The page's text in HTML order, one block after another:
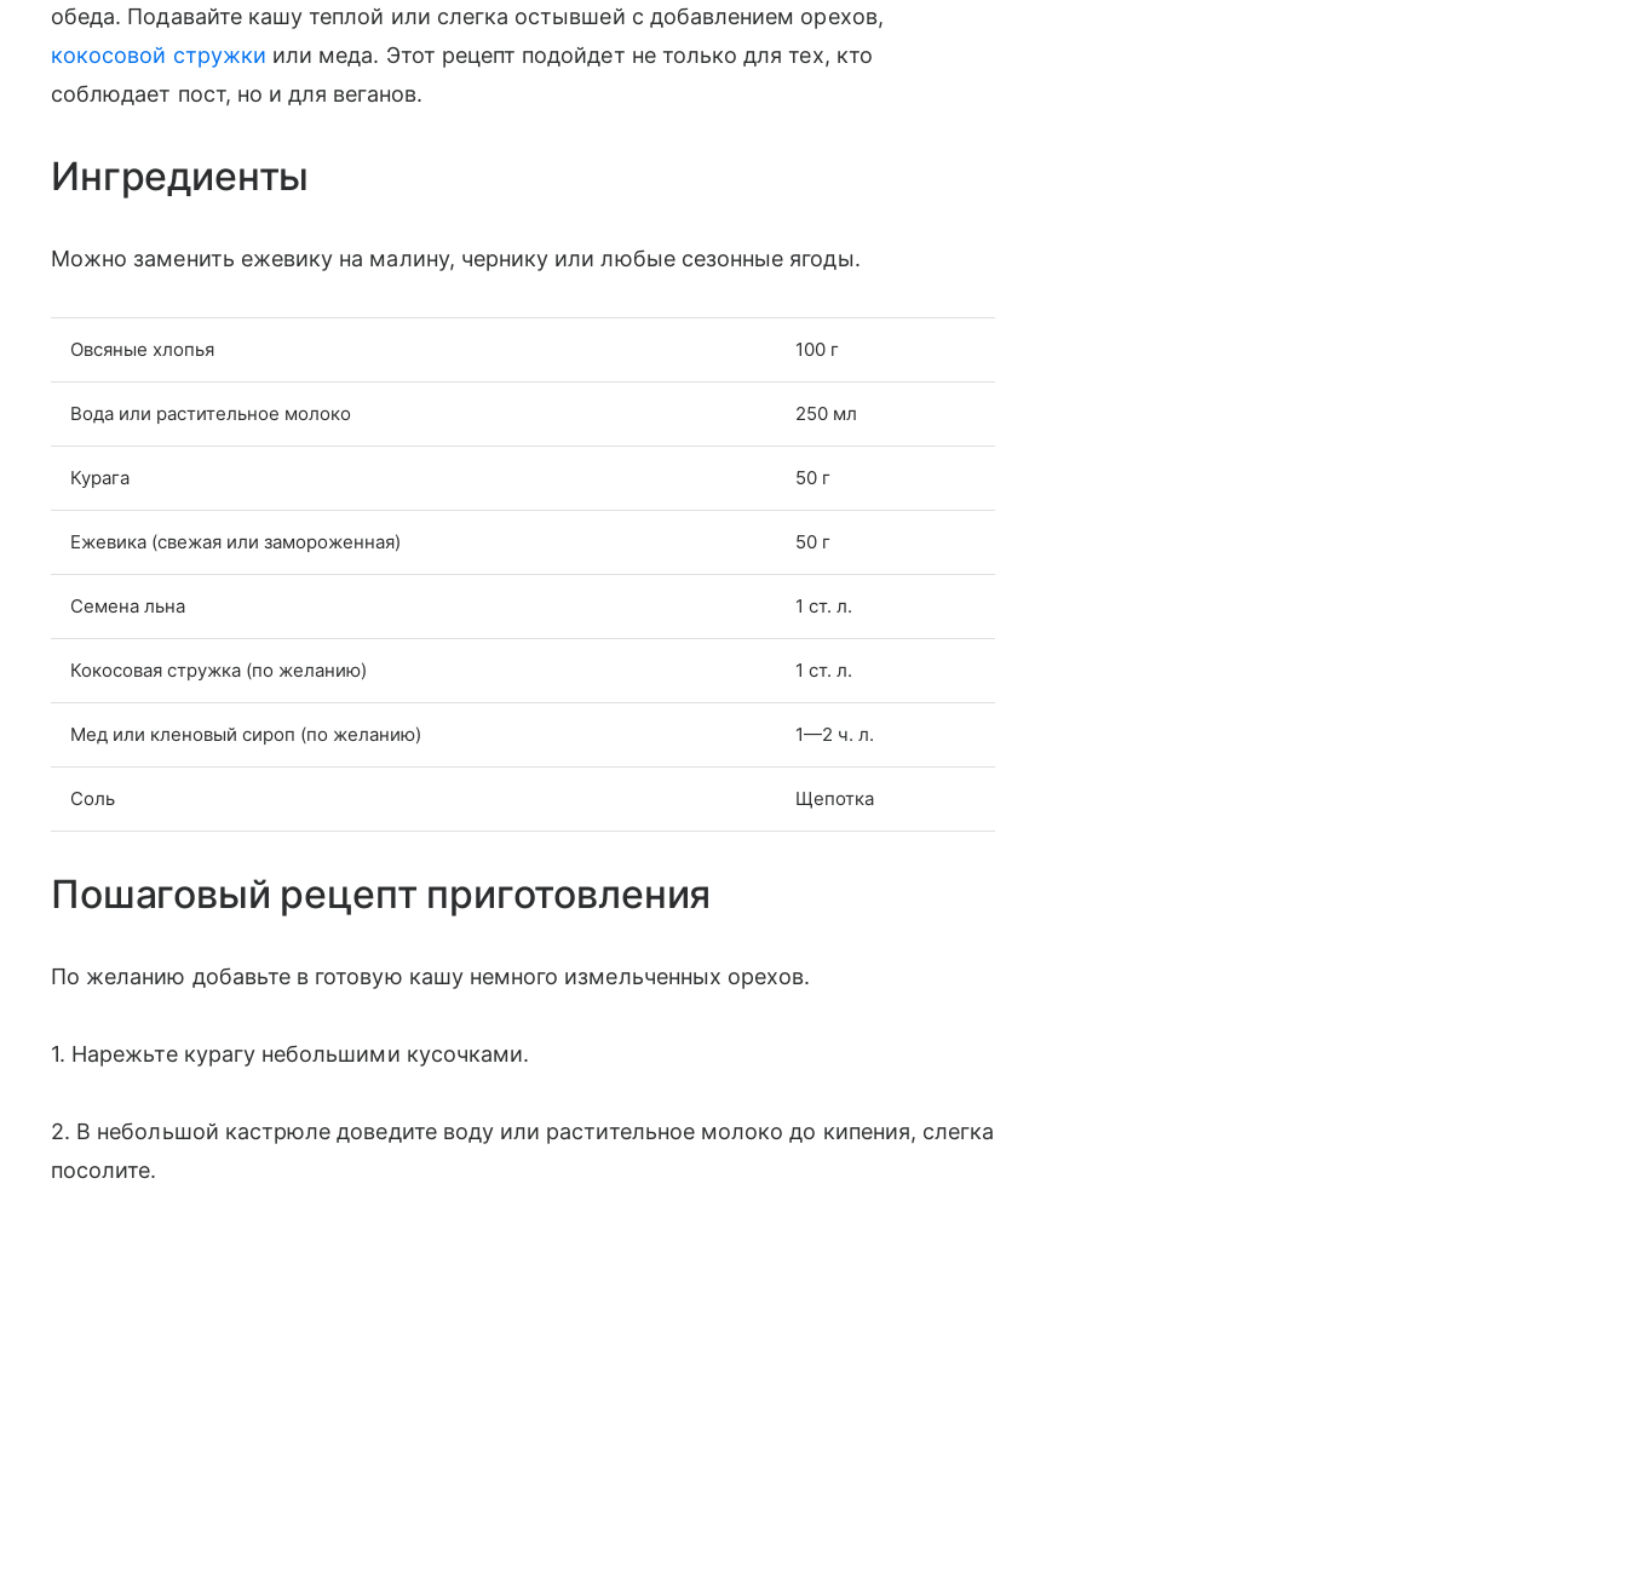
обеда. Подавайте кашу теплой или слегка остывшей с добавлением орехов,
кокосовой стружки или меда. Этот рецепт подойдет не только для тех, кто
соблюдает пост, но и для веганов.
Ингредиенты
Можно заменить ежевику на малину, чернику или любые сезонные ягоды.
Овсяные хлопья 100 г
Вода или растительное молоко 250 мл
Курага 50 г
Ежевика (свежая или замороженная) 50 г
Семена льна 1 ст. л.
Кокосовая стружка (по желанию) 1 ст. л.
Мед или кленовый сироп (по желанию) 1—2 ч. л.
Соль Щепотка
Пошаговый рецепт приготовления
По желанию добавьте в готовую кашу немного измельченных орехов.
1. Нарежьте курагу небольшими кусочками.
2. В небольшой кастрюле доведите воду или растительное молоко до кипения, слегка
посолите.